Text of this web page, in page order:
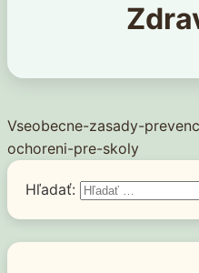
Vseobecne-zasady-
ochoreni-pre-skoly
Hľadať: